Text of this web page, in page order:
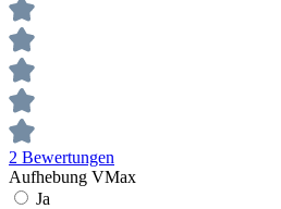
2 Bewertungen
Aufhebung VMax
Ja